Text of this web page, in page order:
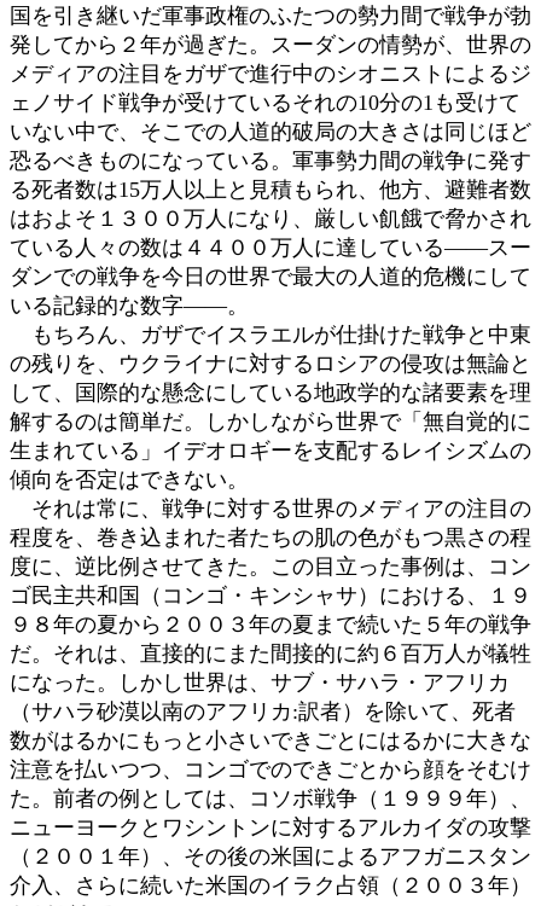
国を引き継いだ軍事政権のふたつの勢力間で戦争が勃
発してから２年が過ぎた。スーダンの情勢が、世界の
メディアの注目をガザで進行中のシオニストによるジ
ェノサイド戦争が受けているそれの10分の1も受けて
いない中で、そこでの人道的破局の大きさは同じほど
恐るべきものになっている。軍事勢力間の戦争に発す
る死者数は15万人以上と見積もられ、他方、避難者数
はおよそ１３００万人になり、厳しい飢餓で脅かされ
ている人々の数は４４００万人に達している――スー
ダンでの戦争を今日の世界で最大の人道的危機にして
いる記録的な数字――。
もちろん、ガザでイスラエルが仕掛けた戦争と中東
の残りを、ウクライナに対するロシアの侵攻は無論と
して、国際的な懸念にしている地政学的な諸要素を理
解するのは簡単だ。しかしながら世界で「無自覚的に
生まれている」イデオロギーを支配するレイシズムの
傾向を否定はできない。
それは常に、戦争に対する世界のメディアの注目の
程度を、巻き込まれた者たちの肌の色がもつ黒さの程
度に、逆比例させてきた。この目立った事例は、コン
ゴ民主共和国（コンゴ・キンシャサ）における、１９
９８年の夏から２００３年の夏まで続いた５年の戦争
だ。それは、直接的にまた間接的に約６百万人が犠牲
になった。しかし世界は、サブ・サハラ・アフリカ
（サハラ砂漠以南のアフリカ:訳者）を除いて、死者
数がはるかにもっと小さいできごとにはるかに大きな
注意を払いつつ、コンゴでのできごとから顔をそむけ
た。前者の例としては、コソボ戦争（１９９９年）、
ニューヨークとワシントンに対するアルカイダの攻撃
（２００１年）、その後の米国によるアフガニスタン
介入、さらに続いた米国のイラク占領（２００３年）